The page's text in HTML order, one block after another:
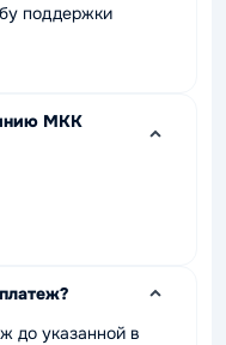
поддержки
МКК
до указанной в